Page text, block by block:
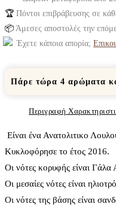
🏆 Πόντοι επιβράβευσης σε
📦 Άμεσες αποστολές την
Έχετε κάποια απορία;
Πάρε τώρα 4 αρώματα
Περιγραφή
Είναι ένα Ανατολιτικο
Κυκλοφόρησε το έτος 2016.
Οι νότες κορυφής είναι
Οι μεσαίες νότες είναι
Οι νότες της βάσης είναι